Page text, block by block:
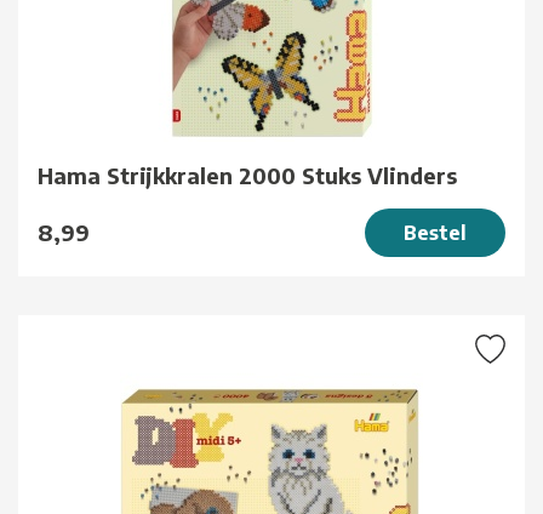
Hama Strijkkralen 2000 Stuks Vlinders
8,99 Bestel